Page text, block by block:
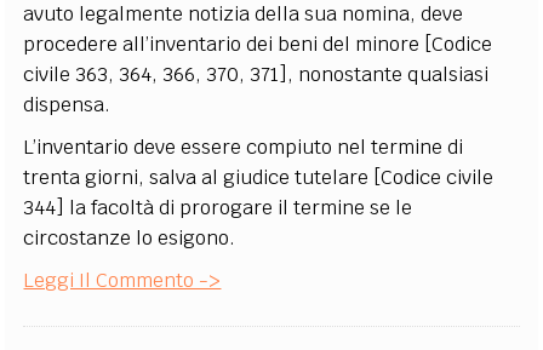
avuto legalmente notizia della sua nomina, deve
procedere all’inventario dei beni del minore [Codice
civile 363, 364, 366, 370, 371], nonostante qualsiasi
dispensa.
L’inventario deve essere compiuto nel termine di
trenta giorni, salva al giudice tutelare [Codice civile
344] la facoltà di prorogare il termine se le
circostanze lo esigono.
Leggi Il Commento ->